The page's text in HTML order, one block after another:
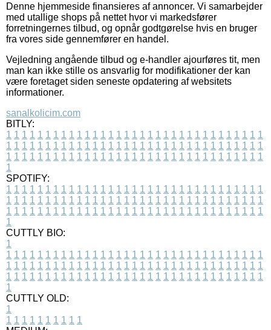
Denne hjemmeside finansieres af annoncer. Vi samarbejder
med utallige shops på nettet hvor vi markedsfører
forretningernes tilbud, og opnår godtgørelse hvis en bruger
fra vores side gennemfører en handel.
Vejledning angående tilbud og e-handler ajourføres tit, men
man kan ikke stille os ansvarlig for modifikationer der kan
være foretaget siden seneste opdatering af websitets
informationer.
sanalkolicim.com
BITLY:
1 1 1 1 1 1 1 1 1 1 1 1 1 1 1 1 1 1 1 1 1 1 1 1 1 1 1 1 1 1 1 1 1
1 1 1 1 1 1 1 1 1 1 1 1 1 1 1 1 1 1 1 1 1 1 1 1 1 1 1 1 1 1 1 1 1
1 1 1 1 1 1 1 1 1 1 1 1 1 1 1 1 1 1 1 1 1 1 1 1 1 1 1 1 1 1 1 1 1
1
SPOTIFY:
1 1 1 1 1 1 1 1 1 1 1 1 1 1 1 1 1 1 1 1 1 1 1 1 1 1 1 1 1 1 1 1 1
1 1 1 1 1 1 1 1 1 1 1 1 1 1 1 1 1 1 1 1 1 1 1 1 1 1 1 1 1 1 1 1 1
1 1 1 1 1 1 1 1 1 1 1 1 1 1 1 1 1 1 1 1 1 1 1 1 1 1 1 1 1 1 1 1 1
1
CUTTLY BIO:
1
1 1 1 1 1 1 1 1 1 1 1 1 1 1 1 1 1 1 1 1 1 1 1 1 1 1 1 1 1 1 1 1 1
1 1 1 1 1 1 1 1 1 1 1 1 1 1 1 1 1 1 1 1 1 1 1 1 1 1 1 1 1 1 1 1 1
1 1 1 1 1 1 1 1 1 1 1 1 1 1 1 1 1 1 1 1 1 1 1 1 1 1 1 1 1 1 1 1 1
1
CUTTLY OLD:
1
1 1 1 1 1 1 1 1 1 1